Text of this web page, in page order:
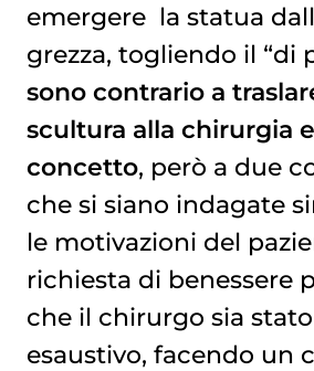
emergere la statua
grezza, togliendo il “di
sono contrario a
scultura alla chirurgia
concetto, però a due
che si siano indagate
le motivazioni del
richiesta di benessere
che il chirurgo sia
esaustivo, facendo un